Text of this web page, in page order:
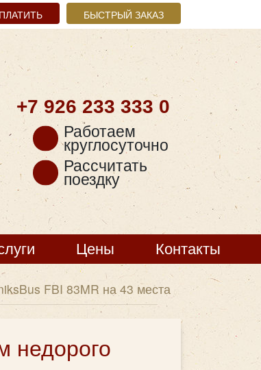
БЫСТРЫЙ ЗАКАЗ
+7 926 233 333 0
Работаем
круглосуточно
Рассчитать
поездку
Цены Контакты
FBI 83MR на 43 места
недорого